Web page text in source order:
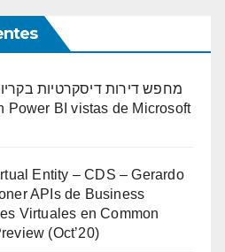
מחפש דירות דיסקרטיות
Power BI vistas de Microsoft
Entity – CDS – Gerardo
APIs de Business
Virtuales en Common
(Oct’20)